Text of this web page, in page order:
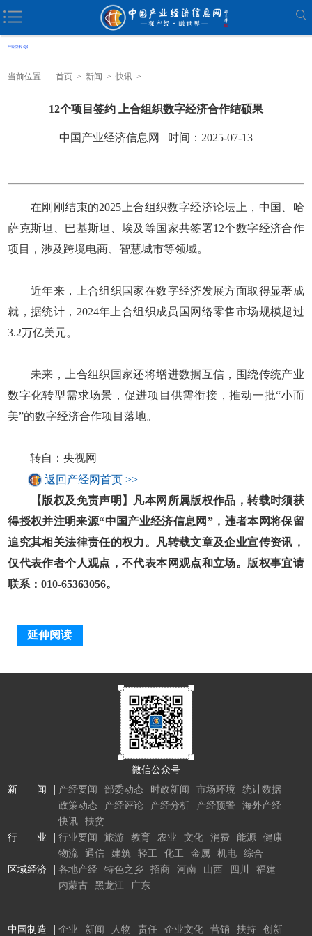
当前位置 首页 > 新闻 > 快讯 >
12个项目签约 上合组织数字经济合作结硕果
中国产业经济信息网 时间：2025-07-13
在刚刚结束的2025上合组织数字经济论坛上，中国、哈
萨克斯坦、巴基斯坦、埃及等国家共签署12个数字经济合作
项目，涉及跨境电商、智慧城市等领域。
近年来，上合组织国家在数字经济发展方面取得显著成
就，据统计，2024年上合组织成员国网络零售市场规模超过
3.2万亿美元。
未来，上合组织国家还将增进数据互信，围绕传统产业
数字化转型需求场景，促进项目供需衔接，推动一批“小而
美”的数字经济合作项目落地。
转自：央视网
返回产经网首页 >>
【版权及免责声明】凡本网所属版权作品，转载时须获
得授权并注明来源“中国产业经济信息网”，违者本网将保留
追究其相关法律责任的权力。凡转载文章及企业宣传资讯，
仅代表作者个人观点，不代表本网观点和立场。版权事宜请
联系：010-65363056。
延伸阅读
微信公众号
新 闻
产经要闻 部委动态 时政新闻 市场环境
统计数据
政策动态
产经评论 产经分析 产经预警
海外产经
快讯
扶贫
行 业
行业要闻 旅游 教育 农业 文化 消费 能源
健康
物流
通信 建筑 轻工 化工 金属 机电
综合
区域经济
各地产经 特色之乡 招商 河南 山西 四川
福建
内蒙古
黑龙江 广东
中国制造 企业 新闻 人物 责任 企业文化 营销 扶持 创新